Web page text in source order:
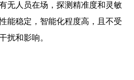
无人员在场，探测精准度和灵敏
能稳定，智能化程度高，且不受
扰和影响。